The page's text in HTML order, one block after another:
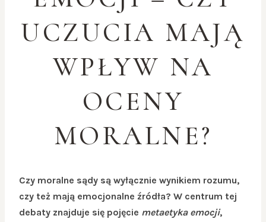
UCZUCIA MAJĄ
WPŁYW NA
OCENY
MORALNE?
Czy moralne sądy są wyłącznie wynikiem rozumu,
czy też mają emocjonalne źródła? W centrum tej
debaty znajduje się pojęcie metaetyka emocji,